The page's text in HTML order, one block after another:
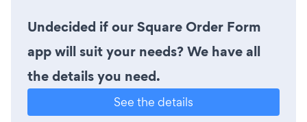
Undecided if our Square Order Form
app will suit your needs? We have all
the details you need.
See the details